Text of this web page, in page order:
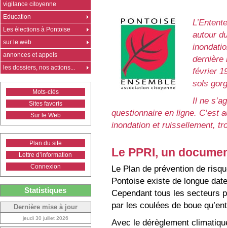
autour
dernière
février
sols
Il ne
questionnaire en ligne. C’est
inondation et ruissellement,
Le PPRI, un
Le Plan de prévention de
Pontoise existe de longue
Cependant tous les secteurs
par les coulées de boue
Avec le dérèglement
vigilance citoyenne
Education
Les élections à Pontoise
sur le web
annonces et appels
les dossiers, nos actions...
Mots-clés
Sites favoris
Sur le Web
Plan du site
Lettre d’information
Connexion
Statistiques
Dernière mise à jour
jeudi 30 juillet 2026